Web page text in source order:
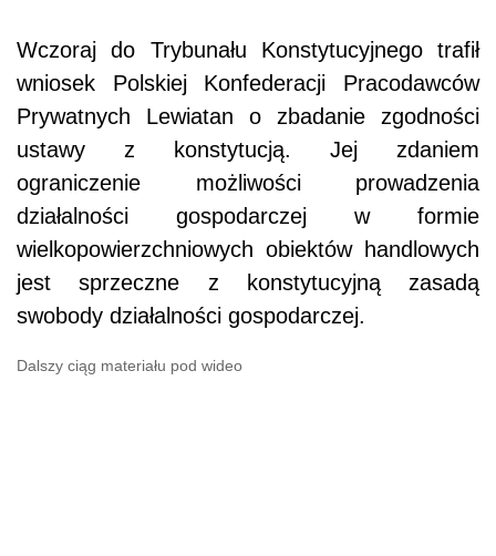
Wczoraj do Trybunału Konstytucyjnego trafił
wniosek Polskiej Konfederacji Pracodawców
Prywatnych Lewiatan o zbadanie zgodności
ustawy z konstytucją. Jej zdaniem
ograniczenie możliwości prowadzenia
działalności gospodarczej w formie
wielkopowierzchniowych obiektów handlowych
jest sprzeczne z konstytucyjną zasadą
swobody działalności gospodarczej.
Dalszy ciąg materiału pod wideo